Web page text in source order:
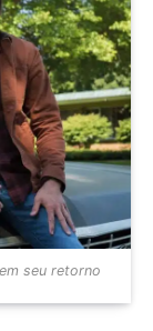
seu retorno